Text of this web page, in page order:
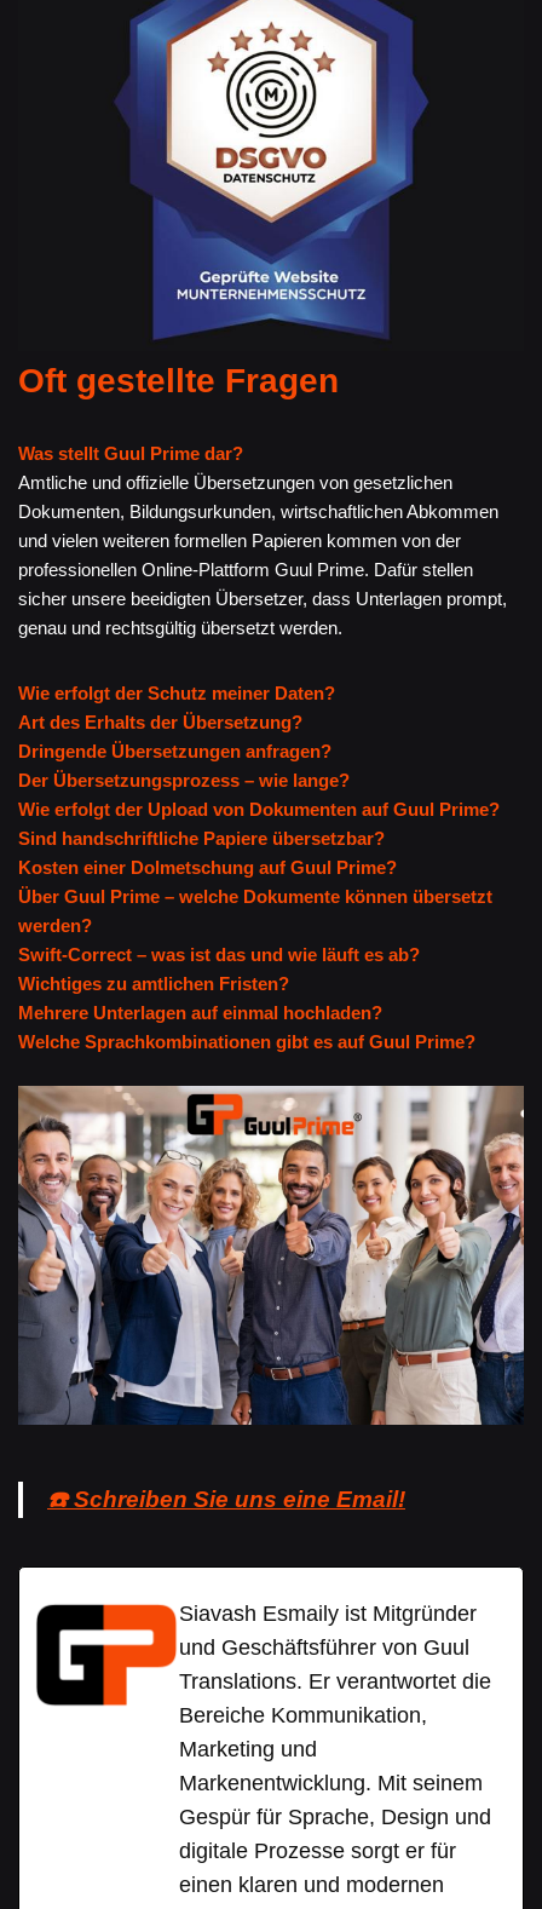
Oft gestellte Fragen
Was stellt Guul Prime dar?
Amtliche und offizielle Übersetzungen von gesetzlichen
Dokumenten, Bildungsurkunden, wirtschaftlichen Abkommen
und vielen weiteren formellen Papieren kommen von der
professionellen Online-Plattform Guul Prime. Dafür stellen
sicher unsere beeidigten Übersetzer, dass Unterlagen prompt,
genau und rechtsgültig übersetzt werden.
Wie erfolgt der Schutz meiner Daten?
Art des Erhalts der Übersetzung?
Dringende Übersetzungen anfragen?
Der Übersetzungsprozess – wie lange?
Wie erfolgt der Upload von Dokumenten auf Guul Prime?
Sind handschriftliche Papiere übersetzbar?
Kosten einer Dolmetschung auf Guul Prime?
Über Guul Prime – welche Dokumente können übersetzt
werden?
Swift-Correct – was ist das und wie läuft es ab?
Wichtiges zu amtlichen Fristen?
Mehrere Unterlagen auf einmal hochladen?
Welche Sprachkombinationen gibt es auf Guul Prime?
☎️ Schreiben Sie uns eine Email!
Siavash Esmaily ist Mitgründer
und Geschäftsführer von Guul
Translations. Er verantwortet die
Bereiche Kommunikation,
Marketing und
Markenentwicklung. Mit seinem
Gespür für Sprache, Design und
digitale Prozesse sorgt er für
einen klaren und modernen